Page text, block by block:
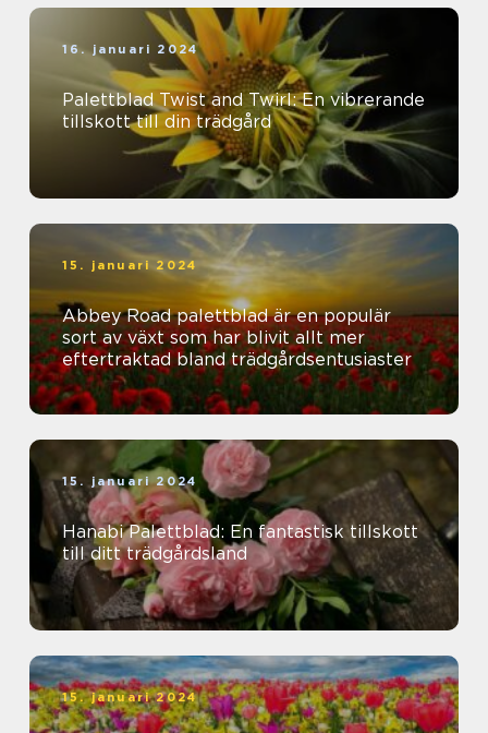
16. januari 2024
Palettblad Twist and Twirl: En vibrerande
tillskott till din trädgård
15. januari 2024
Abbey Road palettblad är en populär
sort av växt som har blivit allt mer
eftertraktad bland trädgårdsentusiaster
15. januari 2024
Hanabi Palettblad: En fantastisk tillskott
till ditt trädgårdsland
15. januari 2024